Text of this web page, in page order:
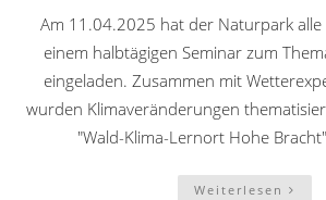
Am 11.04.2025 hat der Naturpark
einem halbtägigen Seminar zum
eingeladen. Zusammen mit
wurden Klimaveränderungen
"Wald-Klima-Lernort Hohe
Weiterlesen